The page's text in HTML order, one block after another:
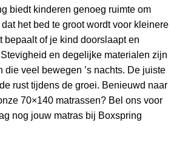
biedt kinderen genoeg ruimte om
het bed te groot wordt voor kleinere
bepaalt of je kind doorslaapt en
en degelijke materialen zijn
die veel bewegen ’s nachts. De juiste
rust tijdens de groei. Benieuwd naar
70×140 matrassen? Bel ons voor
nog jouw matras bij Boxspring